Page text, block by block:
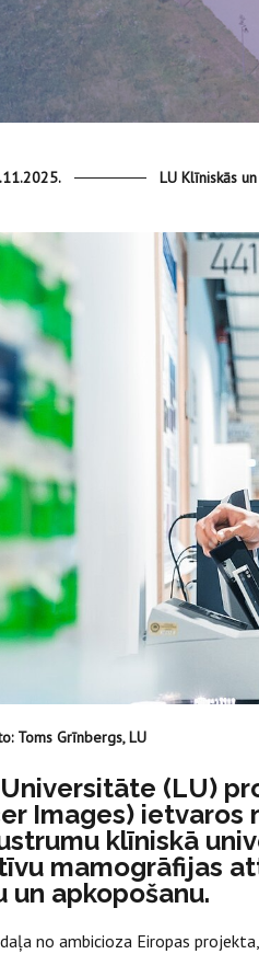
LU Klīniskās
Toms Grīnbergs, LU
(LU)
Images) ietvaros
klīniskā
mamogrāfijas
un apkopošanu.
no ambicioza Eiropas